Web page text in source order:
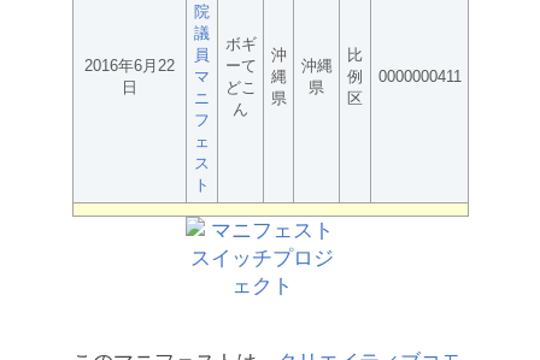
2016年6月22
日
院
議
員
マ
ニ
フ
ェ
ス
ト
ボギ
ーて
どこ
ん
沖
縄
県
沖縄
県
比
例
区
0000000411